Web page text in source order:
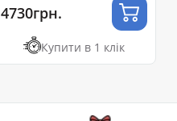
4730грн.
Купити в 1 клік